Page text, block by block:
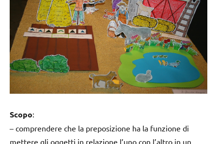
Scopo:
– comprendere che la preposizione ha la funzione di
mettere gli oggetti in relazione l’uno con l’altro in un